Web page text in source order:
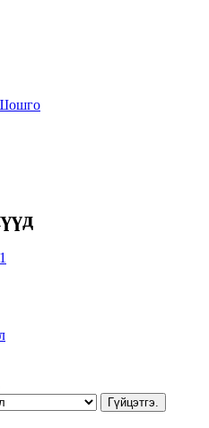
Шошго
1
Гүйцэтгэ.